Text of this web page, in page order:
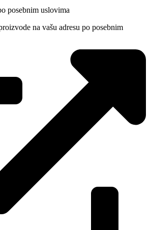
posebnim uslovima
na vašu adresu po posebnim